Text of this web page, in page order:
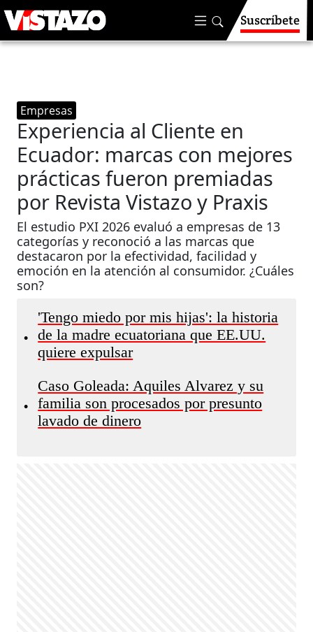
Suscríbete
Empresas
Experiencia al Cliente en
Ecuador: marcas con mejores
prácticas fueron premiadas
por Revista Vistazo y Praxis
El estudio PXI 2026 evaluó a empresas de 13
categorías y reconoció a las marcas que
destacaron por la efectividad, facilidad y
emoción en la atención al consumidor. ¿Cuáles
son?
•
'Tengo miedo por mis hijas': la historia
de la madre ecuatoriana que EE.UU.
quiere expulsar
•
Caso Goleada: Aquiles Alvarez y su
familia son procesados por presunto
lavado de dinero